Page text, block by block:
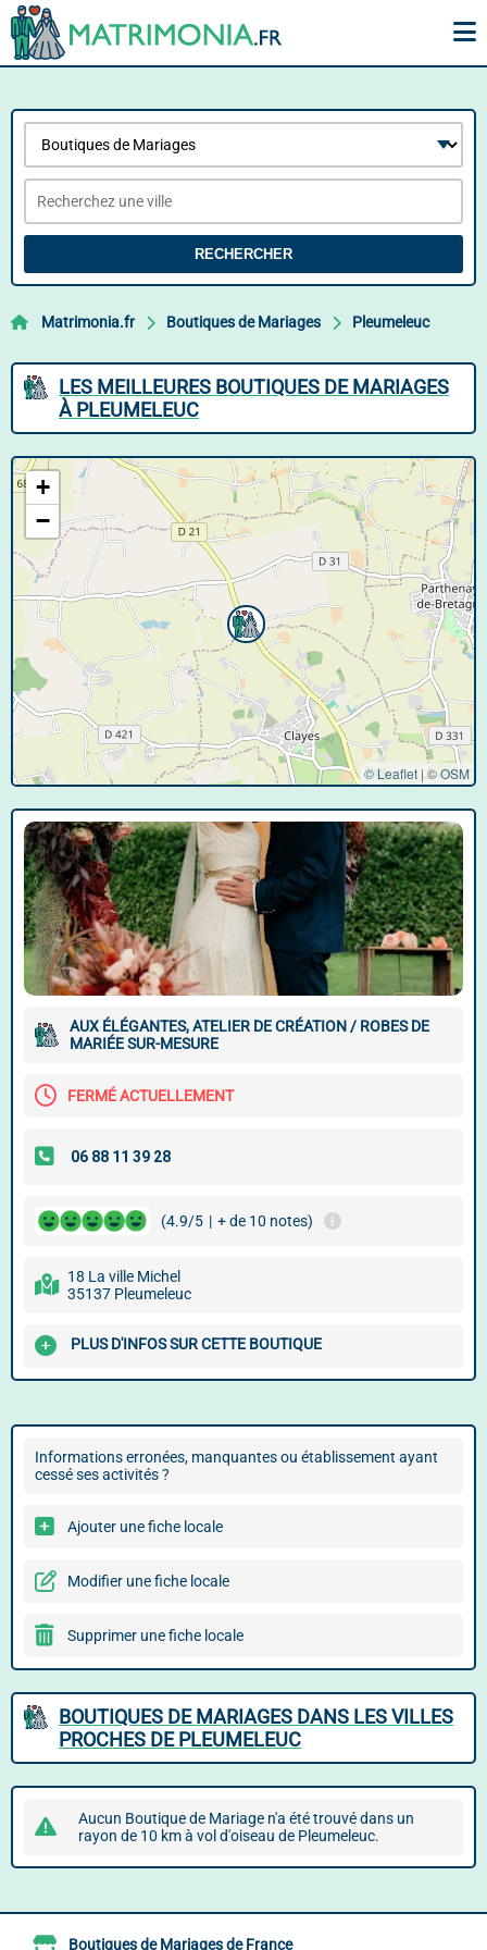
RECHERCHER
Matrimonia.fr Boutiques de Mariages Pleumeleuc
LES MEILLEURES BOUTIQUES DE MARIAGES
À PLEUMELEUC
+
−
© Leaflet | ©OSM
AUX ÉLÉGANTES, ATELIER DE CRÉATION / ROBES DE
MARIÉE SUR-MESURE
FERMÉ ACTUELLEMENT
(4.9/5 | + de 10 notes)
18 La ville Michel
35137 Pleumeleuc
PLUS D'INFOS SUR CETTE BOUTIQUE
Informations erronées, manquantes ou établissement ayant
cessé ses activités ?
Ajouter une fiche locale
Modifier une fiche locale
Supprimer une fiche locale
BOUTIQUES DE MARIAGES DANS LES VILLES
PROCHES DE PLEUMELEUC
Aucun Boutique de Mariage n'a été trouvé dans un
rayon de 10 km à vol d'oiseau de Pleumeleuc.
Boutiques de Mariages de France